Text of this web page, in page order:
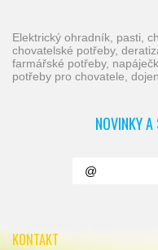
elektrický ohradník, pasti, chov králíků, mucholapky, chov prasat,
chovatelské potřeby,
farmářské potřeby,
potřeby pro chovatele,
NOVINKY
KONTAKT